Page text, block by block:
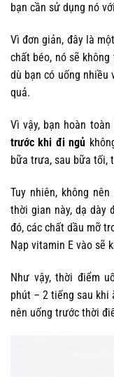
bạn cần sử dụng nó
Vì đơn giản, đây là
chất béo, nó sẽ
dù bạn có uống nhiều
quả.
Vì vậy, bạn hoàn
trước khi đi ngủ
bữa trưa, sau bữa tối,
Tuy nhiên, không
thời gian này, dạ dày
đó, các chất dầu mỡ
Nạp vitamin E vào sẽ
Như vậy, thời điểm
phút – 2 tiếng sau khi
nên uống trước thời